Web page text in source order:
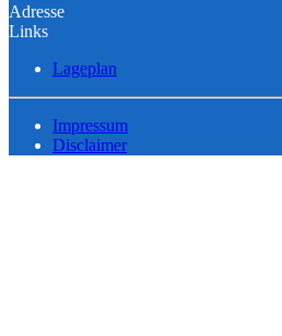
Adresse
Links
Lageplan
Impressum
Disclaimer